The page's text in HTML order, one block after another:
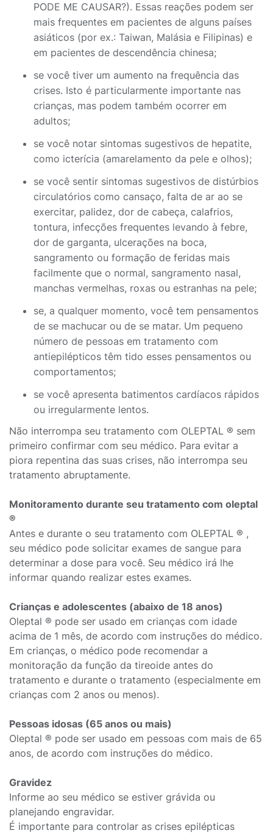
PODE ME CAUSAR?). Essas reações podem ser
mais frequentes em pacientes de alguns países
asiáticos (por ex.: Taiwan, Malásia e Filipinas) e
em pacientes de descendência chinesa;
se você tiver um aumento na frequência das
crises. Isto é particularmente importante nas
crianças, mas podem também ocorrer em
adultos;
se você notar sintomas sugestivos de hepatite,
como icterícia (amarelamento da pele e olhos);
se você sentir sintomas sugestivos de distúrbios
circulatórios como cansaço, falta de ar ao se
exercitar, palidez, dor de cabeça, calafrios,
tontura, infecções frequentes levando à febre,
dor de garganta, ulcerações na boca,
sangramento ou formação de feridas mais
facilmente que o normal, sangramento nasal,
manchas vermelhas, roxas ou estranhas na pele;
se, a qualquer momento, você tem pensamentos
de se machucar ou de se matar. Um pequeno
número de pessoas em tratamento com
antiepilépticos têm tido esses pensamentos ou
comportamentos;
se você apresenta batimentos cardíacos rápidos
ou irregularmente lentos.
Não interrompa seu tratamento com OLEPTAL ® sem
primeiro confirmar com seu médico. Para evitar a
piora repentina das suas crises, não interrompa seu
tratamento abruptamente.
Monitoramento durante seu tratamento com oleptal
®
Antes e durante o seu tratamento com OLEPTAL ® ,
seu médico pode solicitar exames de sangue para
determinar a dose para você. Seu médico irá lhe
informar quando realizar estes exames.
Crianças e adolescentes (abaixo de 18 anos)
Oleptal ® pode ser usado em crianças com idade
acima de 1 mês, de acordo com instruções do médico.
Em crianças, o médico pode recomendar a
monitoração da função da tireoide antes do
tratamento e durante o tratamento (especialmente em
crianças com 2 anos ou menos).
Pessoas idosas (65 anos ou mais)
Oleptal ® pode ser usado em pessoas com mais de 65
anos, de acordo com instruções do médico.
Gravidez
Informe ao seu médico se estiver grávida ou
planejando engravidar.
É importante para controlar as crises epilépticas